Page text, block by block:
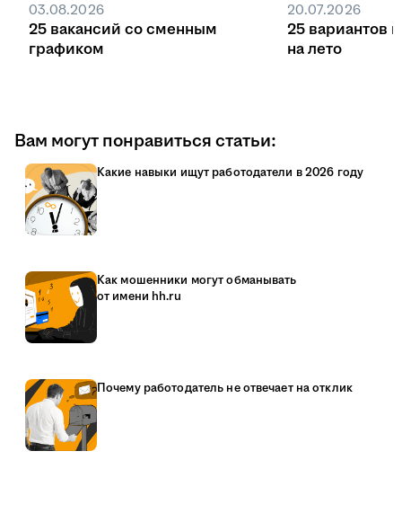
03.08.2026
25 вакансий со сменным
графиком
20.07.2026
25 вариантов
на лето
Вам могут понравиться статьи:
Какие навыки ищут работодатели в 2026 году
Как мошенники могут обманывать
от имени hh.ru
Почему работодатель не отвечает на отклик